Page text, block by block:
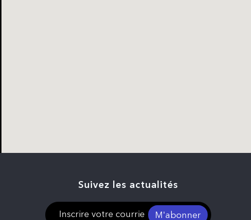
Suivez les actualités
M'abonner